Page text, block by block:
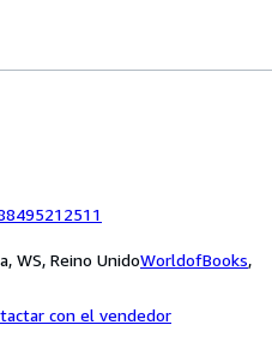
WS, Reino UnidoWorldofBooks,
con el vendedor